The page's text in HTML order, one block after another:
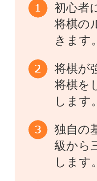
初心者
将棋の
きます。
将棋が
将棋を
します。
独自の
級から
します。